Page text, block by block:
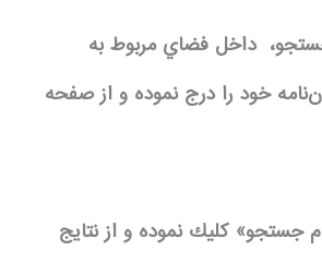
داخل فضاي مربوط به
خود را درج نموده و از صفحه
جستجو» كليك نموده و از نتايج